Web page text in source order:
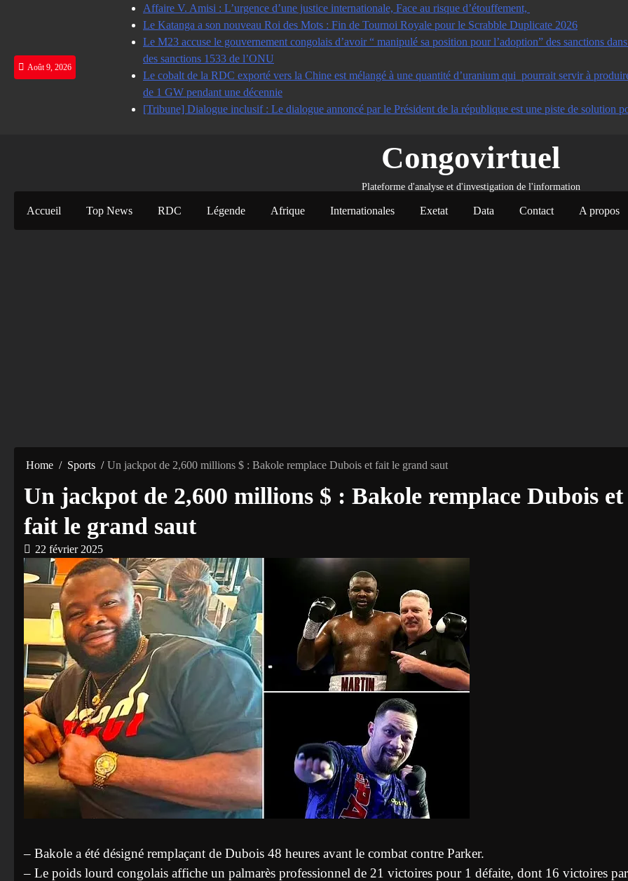
Août 9, 2026
Affaire V. Amisi : L’urgence d’une justice internationale, Face au risque d’étouffement,
Le Katanga a son nouveau Roi des Mots : Fin de Tournoi Royale pour le Scrabble Duplicate 2026
Le M23 accuse le gouvernement congolais d’avoir “ manipulé sa position pour l’adoption” des sanctions
des sanctions 1533 de l’ONU
Le cobalt de la RDC exporté vers la Chine est mélangé à une quantité d’uranium qui pourrait servir à
de 1 GW pendant une décennie
[Tribune] Dialogue inclusif : Le dialogue annoncé par le Président de la république est une piste de solution
Congovirtuel
Plateforme d'analyse et d'investigation de l'information
Accueil Top News RDC Légende Afrique Internationales Exetat Data Contact A propos
Home Sports Un jackpot de 2,600 millions $ : Bakole remplace Dubois et fait le grand saut
Un jackpot de 2,600 millions $ : Bakole remplace Dubois et
fait le grand saut
22 février 2025
– Bakole a été désigné remplaçant de Dubois 48 heures avant le combat contre Parker.
– Le poids lourd congolais affiche un palmarès professionnel de 21 victoires pour 1 défaite, dont 16 victoires par